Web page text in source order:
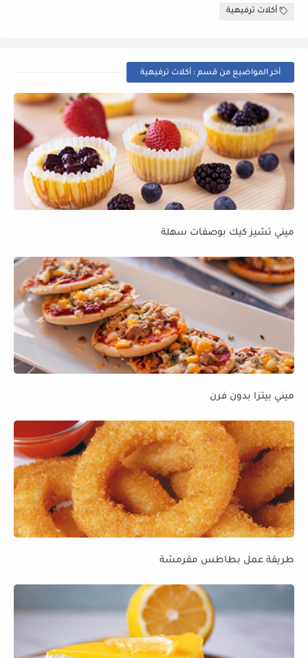
أكلات ترفيهية
أخر المواضيع من قسم : أكلات ترفيهية
ميني تشيز كيك بوصفات سهلة
ميني بيتزا بدون فرن
طريقة عمل بطاطس مقرمشة